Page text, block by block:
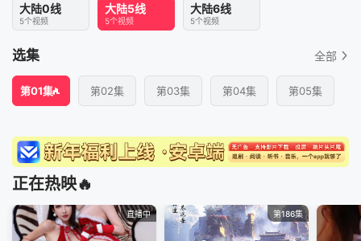
大陆0线
5个视频
大陆5线
5个视频
大陆6线
5个视频
选集 全部
第01集 第02集 第03集 第04集 第05集
正在热映🔥
直播中 第186集